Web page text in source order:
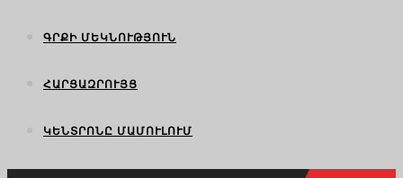
ԳՐՔԻ ՄԵԿՆՈՒԹՅՈՒՆ
ՀԱՐՑԱԶՐՈՒՅՑ
ԿԵՆՏՐՈՆԸ ՄԱՄՈՒԼՈՒՄ